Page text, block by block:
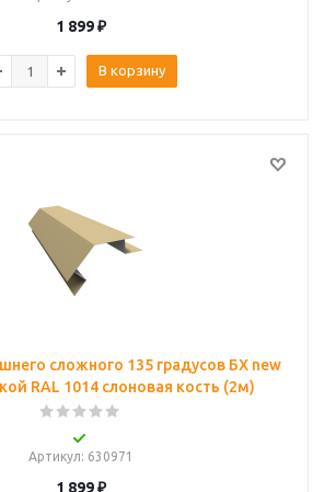
1 899₽
В корзину
сложного 135 градусов БХ new
RAL 1014 слоновая кость (2м)
Артикул: 630971
1 899₽